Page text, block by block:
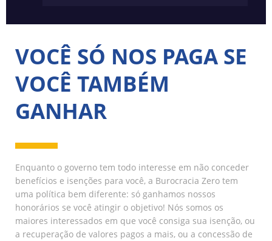
VOCÊ SÓ NOS PAGA SE
VOCÊ TAMBÉM
GANHAR
Enquanto o governo tem todo interesse em não conceder
benefícios e isenções para você, a Burocracia Zero tem
uma política bem diferente: só ganhamos nossos
honorários se você atingir o objetivo! Nós somos os
maiores interessados em que você consiga sua isenção, ou
a recuperação de valores pagos a mais, ou a concessão de